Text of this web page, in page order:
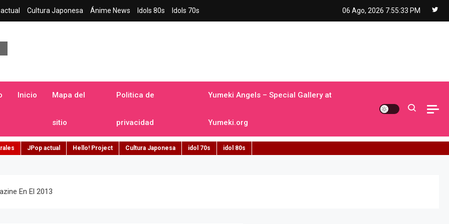
Cultura Japonesa Ánime News Idols 80s Idols 70s 06 Ago, 2026 7:55:34 PM
Inicio Mapa del
sitio
Politica de
privacidad
Yumeki Angels – Special Gallery at
Yumeki.org
JPop actual Hello! Project Cultura Japonesa idol 70s idol 80s
En El 2013